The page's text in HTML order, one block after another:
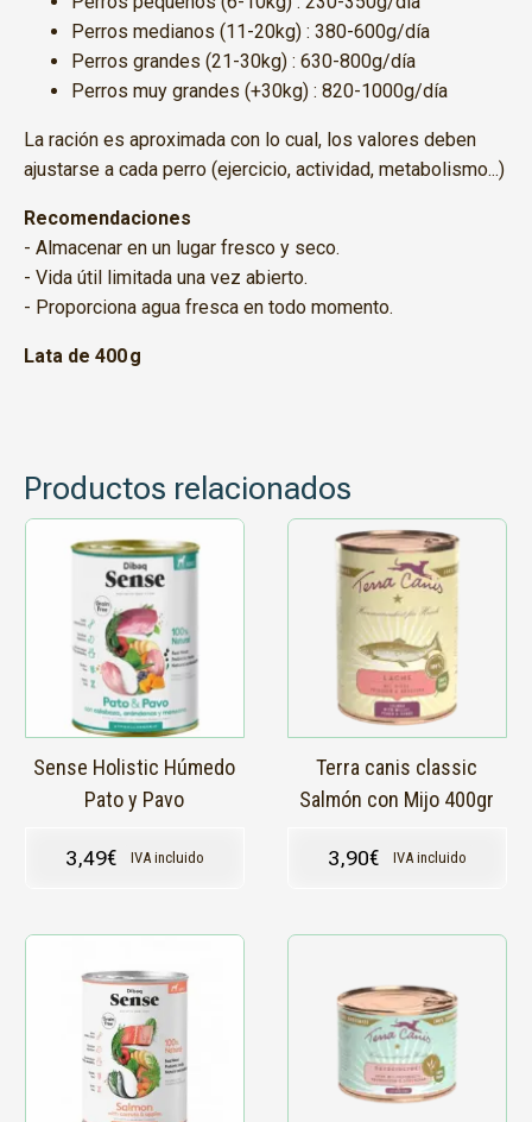
Perros medianos (11-20kg) : 380-600g/día
Perros grandes (21-30kg) : 630-800g/día
Perros muy grandes (+30kg) : 820-1000g/día
La ración es aproximada con lo cual, los valores deben
ajustarse a cada perro (ejercicio, actividad, metabolismo...)
Recomendaciones
- Almacenar en un lugar fresco y seco.
- Vida útil limitada una vez abierto.
- Proporciona agua fresca en todo momento.
Lata de 400 g
Productos relacionados
Sense Holistic Húmedo
Pato y Pavo
3,49€ IVA incluido
Terra canis classic
Salmón con Mijo 400gr
3,90€ IVA incluido